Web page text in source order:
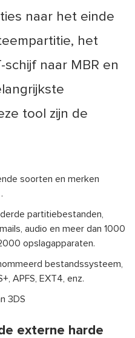
naar het einde
het
naar MBR en
tool zijn de
soorten en merken
.
partitiebestanden,
audio en meer dan 1000
opslagapparaten.
bestandssysteem,
APFS, EXT4, enz.
3DS
externe harde